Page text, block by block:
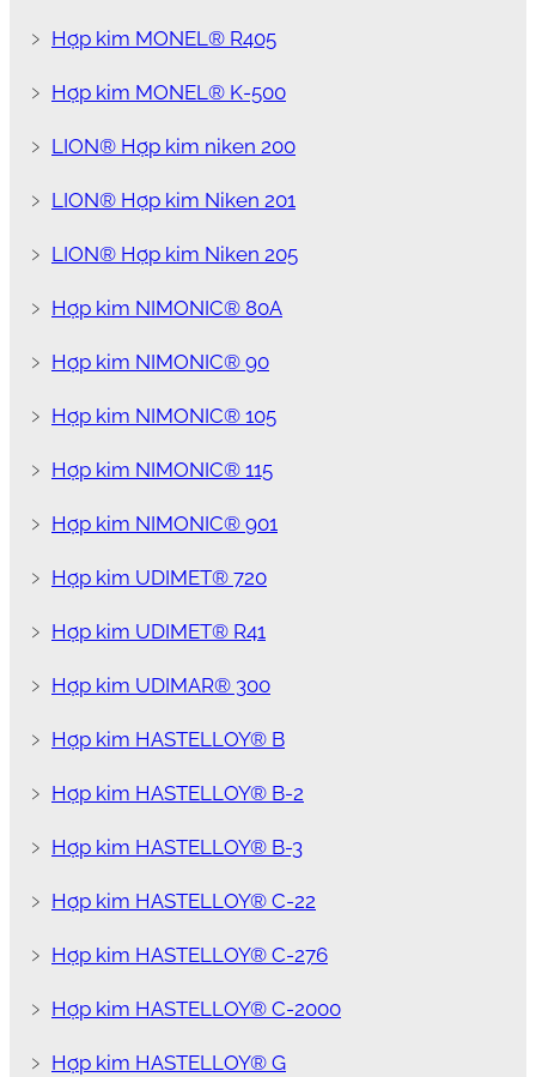
﹥ Hợp kim MONEL® R405
﹥ Hợp kim MONEL® K-500
﹥ LION® Hợp kim niken 200
﹥ LION® Hợp kim Niken 201
﹥ LION® Hợp kim Niken 205
﹥ Hợp kim NIMONIC® 80A
﹥ Hợp kim NIMONIC® 90
﹥ Hợp kim NIMONIC® 105
﹥ Hợp kim NIMONIC® 115
﹥ Hợp kim NIMONIC® 901
﹥ Hợp kim UDIMET® 720
﹥ Hợp kim UDIMET® R41
﹥ Hợp kim UDIMAR® 300
﹥ Hợp kim HASTELLOY® B
﹥ Hợp kim HASTELLOY® B-2
﹥ Hợp kim HASTELLOY® B-3
﹥ Hợp kim HASTELLOY® C-22
﹥ Hợp kim HASTELLOY® C-276
﹥ Hợp kim HASTELLOY® C-2000
﹥ Hợp kim HASTELLOY® G